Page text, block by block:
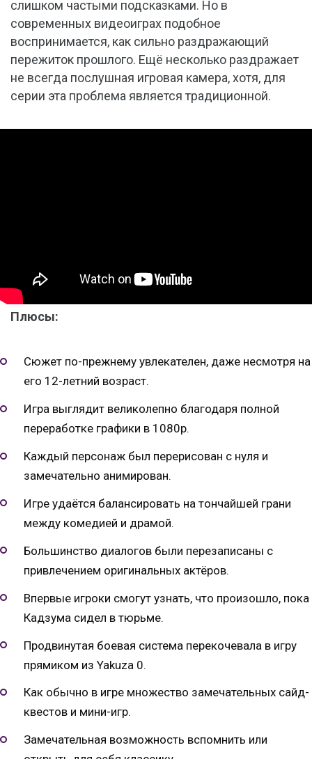
слишком частыми подсказками. Но в
современных видеоиграх подобное
воспринимается, как сильно раздражающий
пережиток прошлого. Ещё несколько раздражает
не всегда послушная игровая камера, хотя, для
серии эта проблема является традиционной.
Плюсы:
Сюжет по-прежнему увлекателен, даже несмотря на
его 12-летний возраст.
Игра выглядит великолепно благодаря полной
переработке графики в 1080р.
Каждый персонаж был перерисован с нуля и
замечательно анимирован.
Игре удаётся балансировать на тончайшей грани
между комедией и драмой.
Большинство диалогов были перезаписаны с
привлечением оригинальных актёров.
Впервые игроки смогут узнать, что произошло, пока
Кадзума сидел в тюрьме.
Продвинутая боевая система перекочевала в игру
прямиком из Yakuza 0.
Как обычно в игре множество замечательных сайд-
квестов и мини-игр.
Замечательная возможность вспомнить или